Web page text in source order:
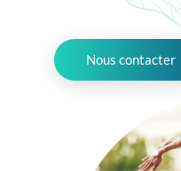
Nous contacter